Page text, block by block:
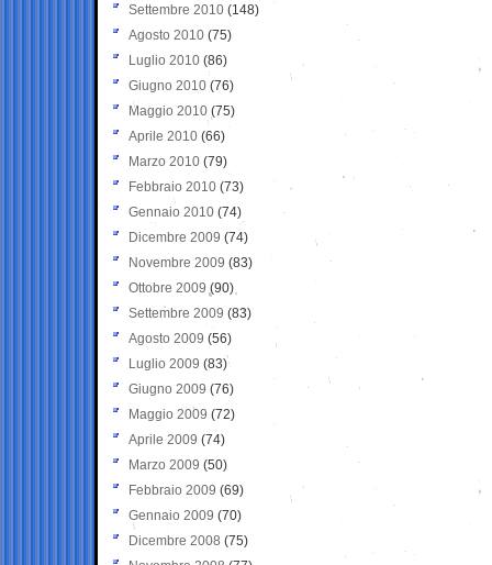
Settembre 2010 (148)
Agosto 2010 (75)
Luglio 2010 (86)
Giugno 2010 (76)
Maggio 2010 (75)
Aprile 2010 (66)
Marzo 2010 (79)
Febbraio 2010 (73)
Gennaio 2010 (74)
Dicembre 2009 (74)
Novembre 2009 (83)
Ottobre 2009 (90)
Settembre 2009 (83)
Agosto 2009 (56)
Luglio 2009 (83)
Giugno 2009 (76)
Maggio 2009 (72)
Aprile 2009 (74)
Marzo 2009 (50)
Febbraio 2009 (69)
Gennaio 2009 (70)
Dicembre 2008 (75)